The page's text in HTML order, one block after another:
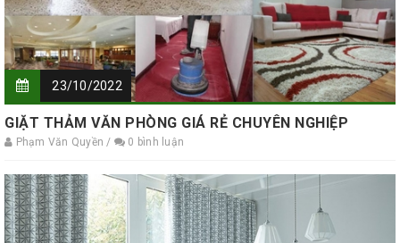
23/10/2022
GIẶT THẢM VĂN PHÒNG GIÁ RẺ CHUYÊN NGHIỆP
Phạm Văn Quyền / 0 bình luận